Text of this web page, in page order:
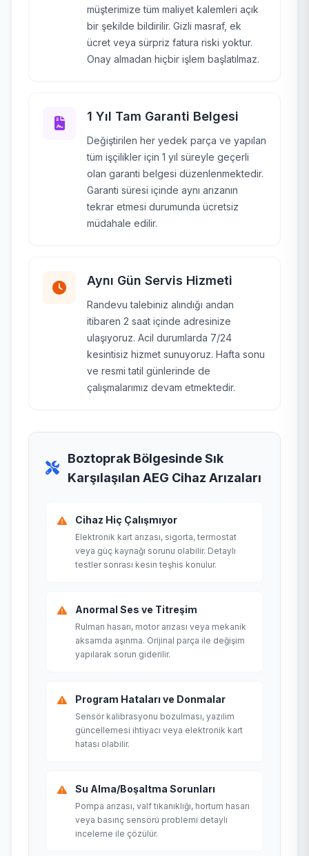
müşterimize tüm maliyet kalemleri açık
bir şekilde bildirilir. Gizli masraf, ek
ücret veya sürpriz fatura riski yoktur.
Onay almadan hiçbir işlem başlatılmaz.
1 Yıl Tam Garanti Belgesi
Değiştirilen her yedek parça ve yapılan
tüm işçilikler için 1 yıl süreyle geçerli
olan garanti belgesi düzenlenmektedir.
Garanti süresi içinde aynı arızanın
tekrar etmesi durumunda ücretsiz
müdahale edilir.
Aynı Gün Servis Hizmeti
Randevu talebiniz alındığı andan
itibaren 2 saat içinde adresinize
ulaşıyoruz. Acil durumlarda 7/24
kesintisiz hizmet sunuyoruz. Hafta sonu
ve resmi tatil günlerinde de
çalışmalarımız devam etmektedir.
Boztoprak Bölgesinde Sık
Karşılaşılan AEG Cihaz Arızaları
Cihaz Hiç Çalışmıyor
Elektronik kart arızası, sigorta, termostat
veya güç kaynağı sorunu olabilir. Detaylı
testler sonrası kesin teşhis konulur.
Anormal Ses ve Titreşim
Rulman hasarı, motor arızası veya mekanik
aksamda aşınma. Orijinal parça ile değişim
yapılarak sorun giderilir.
Program Hataları ve Donmalar
Sensör kalibrasyonu bozulması, yazılım
güncellemesi ihtiyacı veya elektronik kart
hatası olabilir.
Su Alma/Boşaltma Sorunları
Pompa arızası, valf tıkanıklığı, hortum hasarı
veya basınç sensörü problemi detaylı
inceleme ile çözülür.